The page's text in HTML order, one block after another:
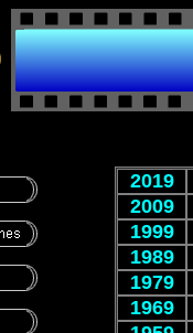
2019
2009
1999
1989
1979
1969